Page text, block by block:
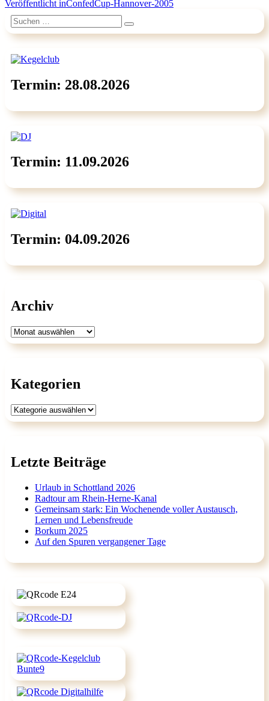
am
Beitragsnavigation
Veröffentlicht inConfedCup-Hannover-2005
Suchen
nach:
Suchen
Termin: 28.08.2026
Termin: 11.09.2026
Termin: 04.09.2026
Archiv
Archiv
Kategorien
Kategorien
Letzte Beiträge
Urlaub in Schottland 2026
Radtour am Rhein-Herne-Kanal
Gemeinsam stark: Ein Wochenende voller Austausch,
Lernen und Lebensfreude
Borkum 2025
Auf den Spuren vergangener Tage